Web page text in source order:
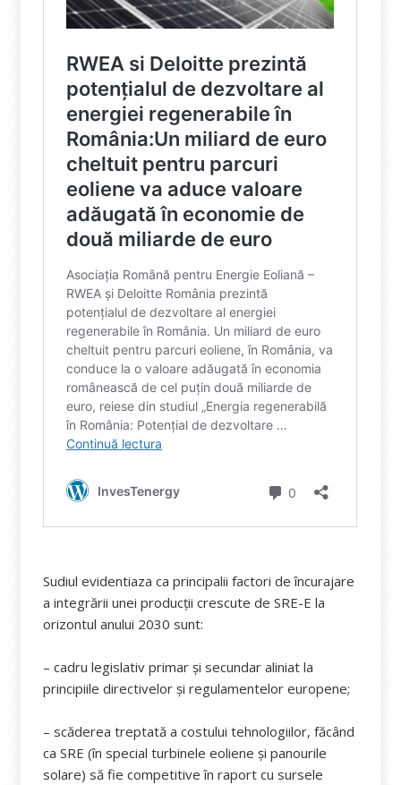
Sudiul evidentiaza ca principalii factori de încurajare
a integrării unei producții crescute de SRE-E la
orizontul anului 2030 sunt:
– cadru legislativ primar și secundar aliniat la
principiile directivelor și regulamentelor europene;
– scăderea treptată a costului tehnologiilor, făcând
ca SRE (în special turbinele eoliene și panourile
solare) să fie competitive în raport cu sursele